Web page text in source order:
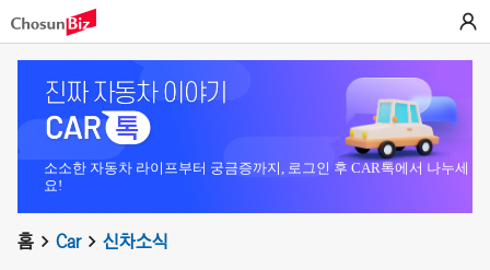
소소한 자동차 라이프부터 궁금증까지, 로그인 후 CAR톡에서 나누세
요!
홈 Car 신차소식